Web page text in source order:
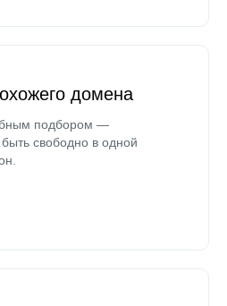
домена
подбором —
свободно в одной